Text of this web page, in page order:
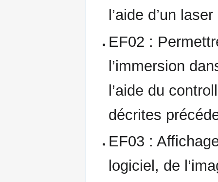
l’aide d’un
EF02 :
l’immersion
l’aide du
décrites
EF03 :
logiciel, de